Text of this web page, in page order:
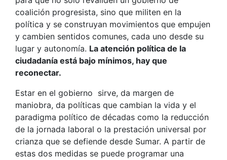
coalición progresista, sino que militen en la
política y se construyan movimientos que empujen
y cambien sentidos comunes, cada uno desde su
lugar y autonomía. La atención política de la
ciudadanía está bajo mínimos, hay que
reconectar.
Estar en el gobierno sirve, da margen de
maniobra, da políticas que cambian la vida y el
paradigma político de décadas como la reducción
de la jornada laboral o la prestación universal por
crianza que se defiende desde Sumar. A partir de
estas dos medidas se puede programar una